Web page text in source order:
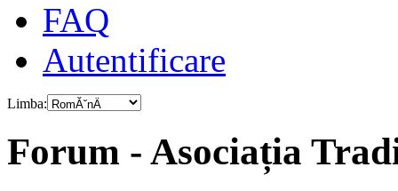
FAQ
Autentificare
Limba:
Forum - Asociația